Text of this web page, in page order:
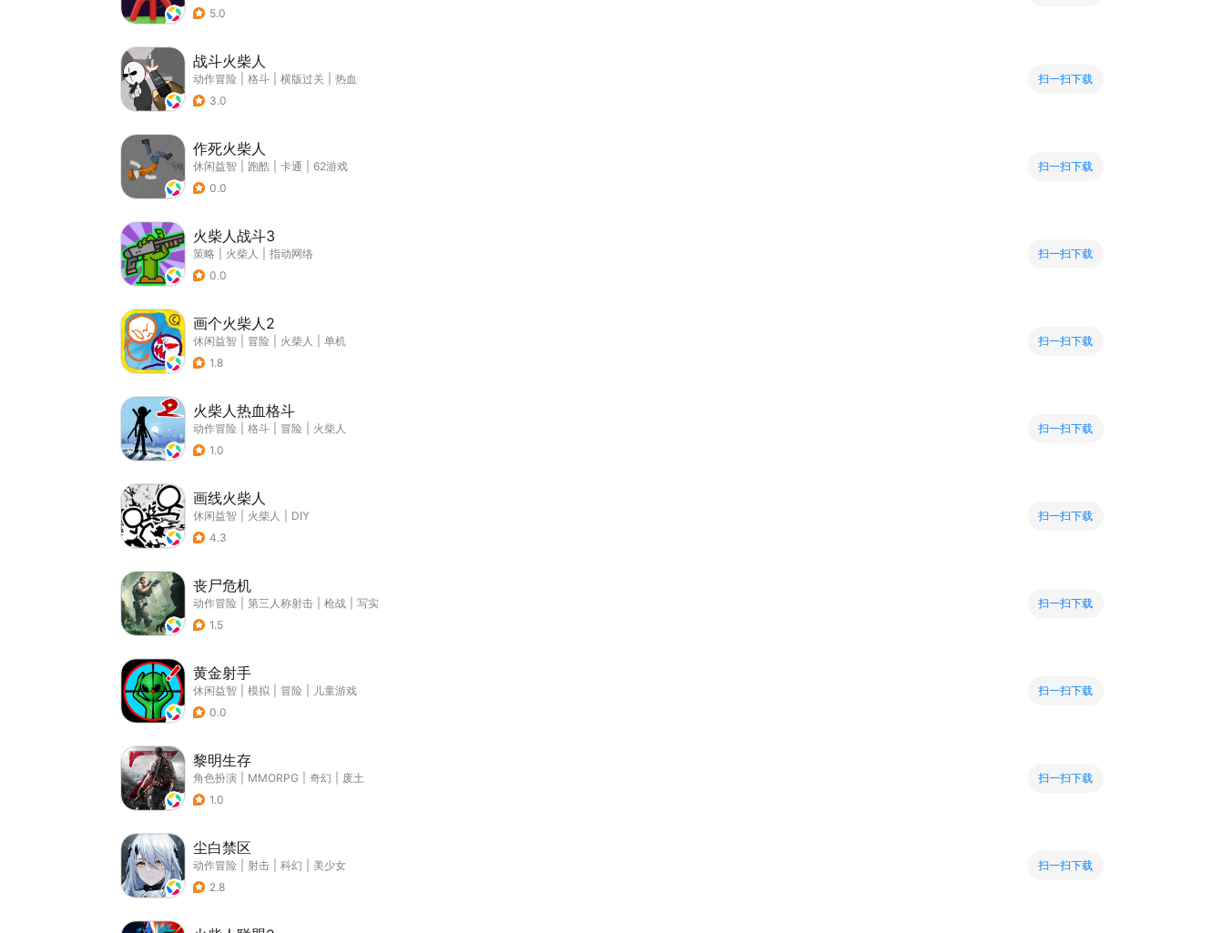
5.0
战斗火柴人
动作冒险 格斗 横版过关
热血
3.0
扫一扫下载
作死火柴人
休闲益智 跑酷 卡通
62游戏
0.0
扫一扫下载
火柴人战斗3
策略 火柴人
指动网络
0.0
扫一扫下载
画个火柴人2
休闲益智 冒险 火柴人
单机
1.8
扫一扫下载
火柴人热血格斗
动作冒险 格斗 冒险
火柴人
1.0
扫一扫下载
画线火柴人
休闲益智 火柴人
DIY
4.3
扫一扫下载
丧尸危机
动作冒险 第三人称射击 枪战
写实
1.5
扫一扫下载
黄金射手
休闲益智 模拟 冒险
儿童游戏
0.0
扫一扫下载
黎明生存
角色扮演 MMORPG 奇幻
废土
1.0
扫一扫下载
尘白禁区
动作冒险 射击 科幻
美少女
2.8
扫一扫下载